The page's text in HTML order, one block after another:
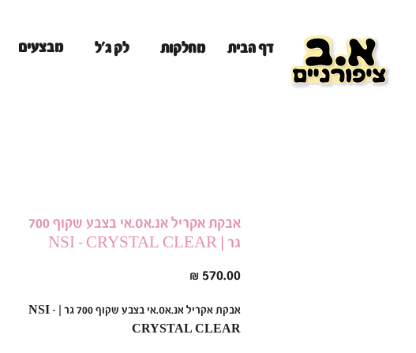
מבצעים לק ג'ל מחלקות דף הבית
אבקת אקריל אנ.אס.אי בצבע שקוף 700
גר | NSI - CRYSTAL CLEAR
אבקת אקריל אנ.אס.אי בצבע שקוף 700 גר | NSI -
CRYSTAL CLEAR